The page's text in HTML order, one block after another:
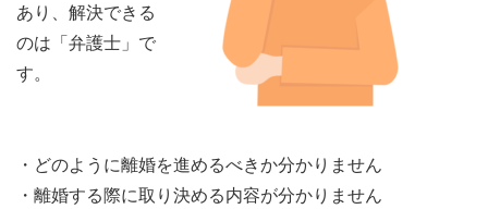
あり、解決できる
のは「弁護士」で
す。
・どのように離婚を進めるべきか分かりません
・離婚する際に取り決める内容が分かりません